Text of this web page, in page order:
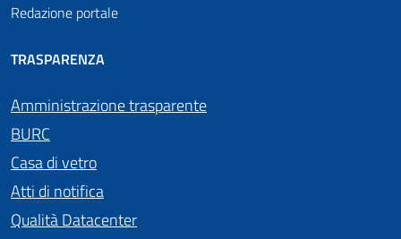
Redazione portale
TRASPARENZA
Amministrazione trasparente
BURC
Casa di vetro
Atti di notifica
Qualità Datacenter